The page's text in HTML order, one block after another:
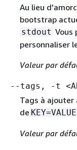
Au lieu
bootstrap
stdout Vous
personnaliser
Valeur par
--tags, -t
Tags à
de KEY=VALUE
Valeur par